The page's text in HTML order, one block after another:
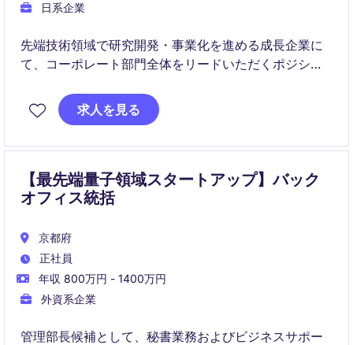
日系企業
先端技術領域で研究開発・事業化を進める成長企業に
て、コーポレート部門全体をリードいただくポジショ
横断的に統括し、今後の事業拡大やIPO準備を支える管
理基盤の構築を担っていただきます。
求人を見る
【最先端量子領域スタートアップ】バック
オフィス統括
京都府
正社員
年収 800万円 - 1400万円
外資系企業
管理部長候補として、秘書業務およびビジネスサポー